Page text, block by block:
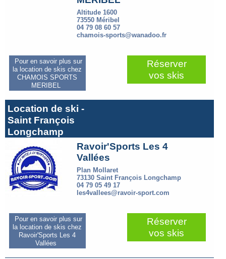
Altitude 1600
73550 Méribel
04 79 08 60 57
chamois-sports@wanadoo.fr
Pour en savoir plus sur
la location de skis chez
CHAMOIS SPORTS
MERIBEL
Réserver
vos skis
Location de ski -
Saint François
Longchamp
Ravoir'Sports Les 4
Vallées
Plan Mollaret
73130 Saint François Longchamp
04 79 05 49 17
les4vallees@ravoir-sport.com
Pour en savoir plus sur
la location de skis chez
Ravoir'Sports Les 4
Vallées
Réserver
vos skis